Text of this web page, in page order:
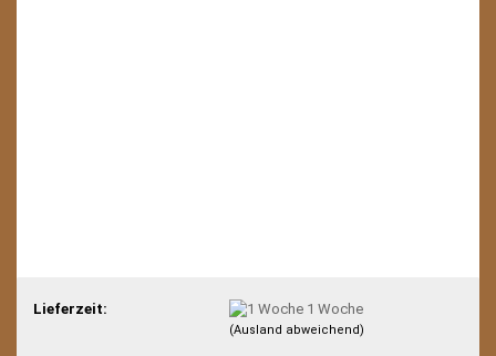
Lieferzeit: 1 Woche
(Ausland abweichend)